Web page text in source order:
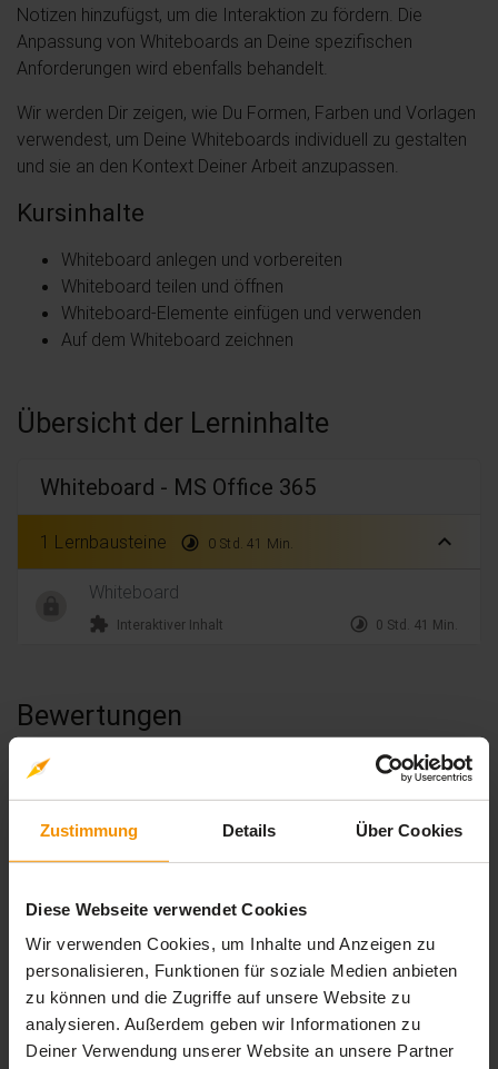
Zustimmung Details Über Cookies
Diese Webseite verwendet Cookies
Wir verwenden Cookies, um Inhalte und Anzeigen zu
personalisieren, Funktionen für soziale Medien anbieten
zu können und die Zugriffe auf unsere Website zu
analysieren. Außerdem geben wir Informationen zu
Deiner Verwendung unserer Website an unsere Partner
Notizen hinzufügst, um die Interaktion zu fördern. Die
Anpassung von Whiteboards an Deine spezifischen
Anforderungen wird ebenfalls behandelt.
Wir werden Dir zeigen, wie Du Formen, Farben und Vorlagen
verwendest, um Deine Whiteboards individuell zu gestalten
und sie an den Kontext Deiner Arbeit anzupassen.
Kursinhalte
Whiteboard anlegen und vorbereiten
Whiteboard teilen und öffnen
Whiteboard-Elemente einfügen und verwenden
Auf dem Whiteboard zeichnen
Übersicht der Lerninhalte
Whiteboard - MS Office 365
1 Lernbausteine timelapse 0 Std. 41 Min. expand_less
Whiteboard
extension Interaktiver Inhalt timelapse 0 Std. 41 Min.
Bewertungen
Gesamtbewertung
Durchschnittliche Bewertungen
0,00
0 Bewertungen
5stars: 0
Bewertungen